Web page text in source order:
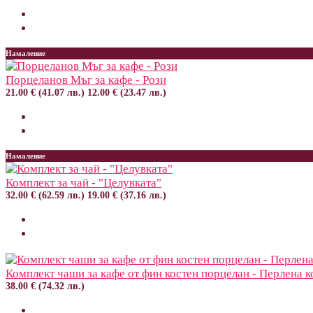
Намаление
Порцеланов Мъг за кафе - Рози
21.00 € (41.07 лв.) 12.00 € (23.47 лв.)
Намаление
Комплект за чай - "Целувката"
32.00 € (62.59 лв.) 19.00 € (37.16 лв.)
Комплект чаши за кафе от фин костен порцелан - Перлена
38.00 € (74.32 лв.)